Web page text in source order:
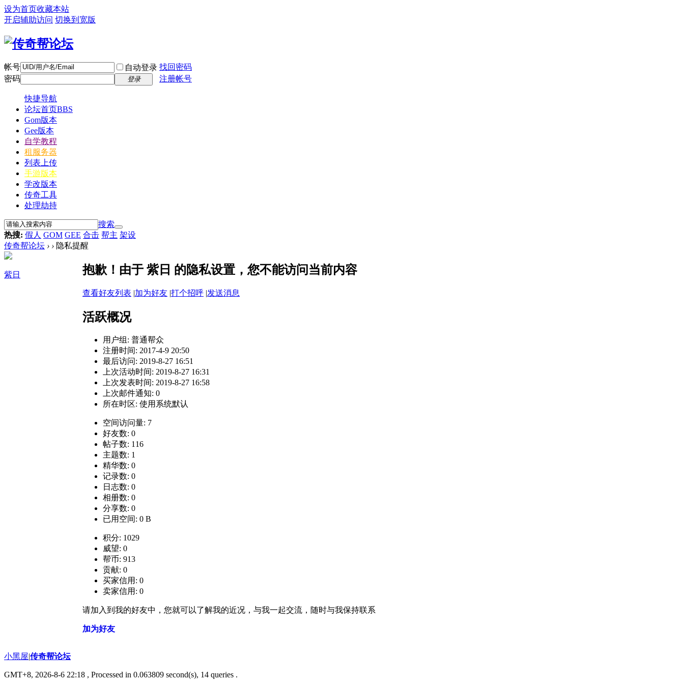
设为首页收藏本站
开启辅助访问 切换到宽版
帐号 自动登录 找回密码
密码
登录 注册帐号
快捷导航
论坛首页BBS
Gom版本
Gee版本
自学教程
租服务器
列表上传
手游版本
学改版本
传奇工具
处理劫持
搜索
热搜: 假人 GOM GEE 合击 帮主 架设
传奇帮论坛 › › 隐私提醒
紫日 抱歉！由于 紫日 的隐私设置，您不能访问当前内容
查看好友列表 |加为好友 |打个招呼 |发送消息
活跃概况
用户组: 普通帮众
注册时间: 2017-4-9 20:50
最后访问: 2019-8-27 16:51
上次活动时间: 2019-8-27 16:31
上次发表时间: 2019-8-27 16:58
上次邮件通知: 0
所在时区: 使用系统默认
空间访问量: 7
好友数: 0
帖子数: 116
主题数: 1
精华数: 0
记录数: 0
日志数: 0
相册数: 0
分享数: 0
已用空间: 0 B
积分: 1029
威望: 0
帮币: 913
贡献: 0
买家信用: 0
卖家信用: 0
请加入到我的好友中，您就可以了解我的近况，与我一起交流，随时与我保持联系
加为好友
小黑屋|传奇帮论坛
GMT+8, 2026-8-6 22:18 , Processed in 0.063809 second(s), 14 queries .